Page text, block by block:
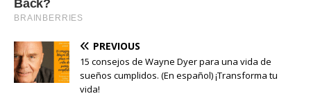
PREVIOUS
15 consejos de Wayne Dyer para una vida de
sueños cumplidos. (En español) ¡Transforma tu
vida!